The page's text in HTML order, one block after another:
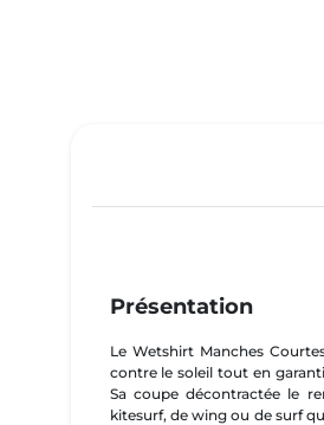
Présentation
Le Wetshirt Manches
contre le soleil tout en
Sa coupe décontractée le
kitesurf, de wing ou de surf